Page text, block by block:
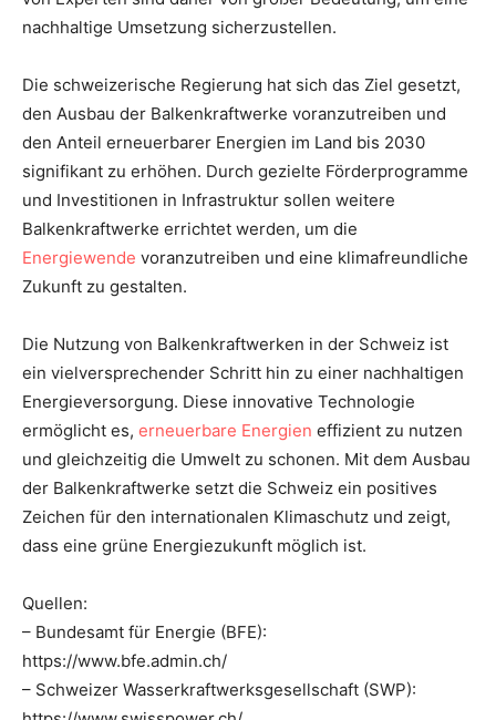
nachhaltige Umsetzung sicherzustellen.
Die schweizerische Regierung hat sich das Ziel gesetzt,
den Ausbau der Balkenkraftwerke voranzutreiben und
den Anteil erneuerbarer Energien im Land bis 2030
signifikant zu erhöhen. Durch gezielte Förderprogramme
und Investitionen in Infrastruktur sollen weitere
Balkenkraftwerke errichtet werden, um die
Energiewende voranzutreiben und eine klimafreundliche
Zukunft zu gestalten.
Die Nutzung von Balkenkraftwerken in der Schweiz ist
ein vielversprechender Schritt hin zu einer nachhaltigen
Energieversorgung. Diese innovative Technologie
ermöglicht es, erneuerbare Energien effizient zu nutzen
und gleichzeitig die Umwelt zu schonen. Mit dem Ausbau
der Balkenkraftwerke setzt die Schweiz ein positives
Zeichen für den internationalen Klimaschutz und zeigt,
dass eine grüne Energiezukunft möglich ist.
Quellen:
– Bundesamt für Energie (BFE):
https://www.bfe.admin.ch/
– Schweizer Wasserkraftwerksgesellschaft (SWP):